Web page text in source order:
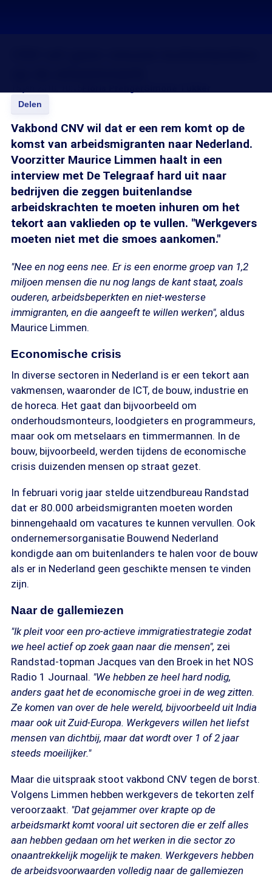
Delen
Vakbond CNV wil dat er een rem komt op de
komst van arbeidsmigranten naar Nederland.
Voorzitter Maurice Limmen haalt in een
interview met De Telegraaf hard uit naar
bedrijven die zeggen buitenlandse
arbeidskrachten te moeten inhuren om het
tekort aan vaklieden op te vullen. "Werkgevers
moeten niet met die smoes aankomen."
"Nee en nog eens nee. Er is een enorme groep van 1,2
miljoen mensen die nu nog langs de kant staat, zoals
ouderen, arbeidsbeperkten en niet-westerse
immigranten, en die aangeeft te willen werken", aldus
Maurice Limmen.
Economische crisis
In diverse sectoren in Nederland is er een tekort aan
vakmensen, waaronder de ICT, de bouw, industrie en
de horeca. Het gaat dan bijvoorbeeld om
onderhoudsmonteurs, loodgieters en programmeurs,
maar ook om metselaars en timmermannen. In de
bouw, bijvoorbeeld, werden tijdens de economische
crisis duizenden mensen op straat gezet.
In februari vorig jaar stelde uitzendbureau Randstad
dat er 80.000 arbeidsmigranten moeten worden
binnengehaald om vacatures te kunnen vervullen. Ook
ondernemersorganisatie Bouwend Nederland
kondigde aan om buitenlanders te halen voor de bouw
als er in Nederland geen geschikte mensen te vinden
zijn.
Naar de gallemiezen
"Ik pleit voor een pro-actieve immigratiestrategie zodat
we heel actief op zoek gaan naar die mensen", zei
Randstad-topman Jacques van den Broek in het NOS
Radio 1 Journaal. "We hebben ze heel hard nodig,
anders gaat het de economische groei in de weg zitten.
Ze komen van over de hele wereld, bijvoorbeeld uit India
maar ook uit Zuid-Europa. Werkgevers willen het liefst
mensen van dichtbij, maar dat wordt over 1 of 2 jaar
steeds moeilijker."
Maar die uitspraak stoot vakbond CNV tegen de borst.
Volgens Limmen hebben werkgevers de tekorten zelf
veroorzaakt. "Dat gejammer over krapte op de
arbeidsmarkt komt vooral uit sectoren die er zelf alles
aan hebben gedaan om het werken in die sector zo
onaantrekkelijk mogelijk te maken. Werkgevers hebben
de arbeidsvoorwaarden volledig naar de gallemiezen